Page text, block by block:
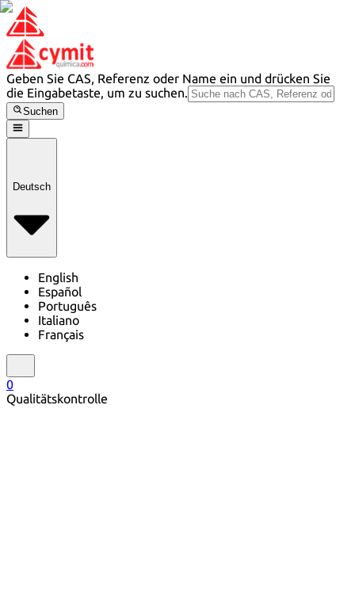
Geben Sie CAS, Referenz oder Name ein und drücken Sie
die Eingabetaste, um zu suchen.
Suchen
Deutsch
English
Español
Português
Italiano
Français
0
Qualitätskontrolle